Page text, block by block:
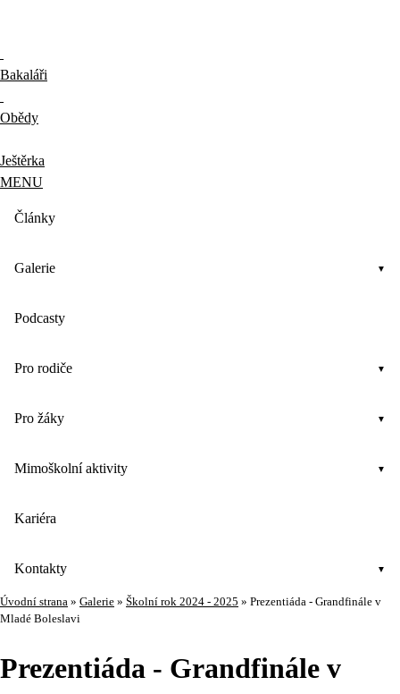
Bakaláři
Obědy
Ještěrka
MENU
Články
Galerie
Podcasty
Pro rodiče
Pro žáky
Mimoškolní aktivity
Kariéra
Kontakty
Úvodní strana » Galerie » Školní rok 2024 - 2025 » Prezentiáda - Grandfinále v
Mladé Boleslavi
Prezentiáda - Grandfinále v